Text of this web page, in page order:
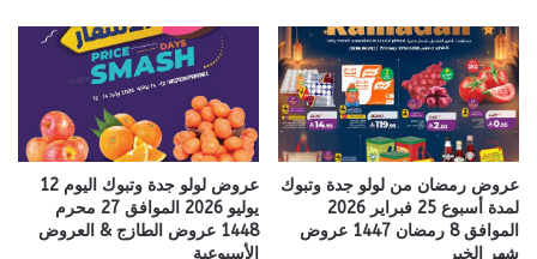
عروض رمضان من لولو جدة وتبوك
لمدة أسبوع 25 فبراير 2026
الموافق 8 رمضان 1447 عروض
شهر الخير
عروض لولو جدة وتبوك اليوم 12
يوليو 2026 الموافق 27 محرم
1448 عروض الطازج & العروض
الأسبوعية